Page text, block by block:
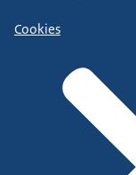
Cookies